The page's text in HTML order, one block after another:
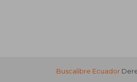
Buscalibre Ecuador